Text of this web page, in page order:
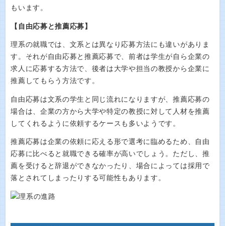
もいます。
【自由応募と推薦応募】
理系の就職では、文系とは異なり応募方法にも違いがありま
す。それが自由応募と推薦応募で、前者は学生が自ら企業の
求人に応募する方法で、後者は大学や担当の教授から企業に
推薦してもらう方法です。
自由応募は文系の学生と同じ流れになりますが、推薦応募の
場合は、企業の方から大学や特定の教授に対して人材を推薦
してくれるように依頼するケースも多いようです。
推薦応募は企業の依頼に応える形で選考に臨めるため、自由
応募に比べると就職できる確率が高いでしょう。ただし、推
薦を受けると辞退ができなかったり、場合によっては採用で
落とされてしまったりする可能性もあります。